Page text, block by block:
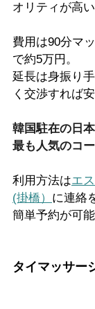
オリティが高い
費用は90分マ
で約5万円。
延長は身振り
く交渉すれば
韓国駐在の日
最も人気のコ
利用方法はエ
(掛橋） に連絡
簡単予約が可能
タイマッサー